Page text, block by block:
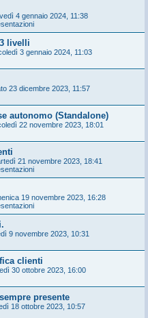
4 gennaio 2024, 11:38
livelli
3 gennaio 2024, 11:03
23 dicembre 2023, 11:57
autonomo (Standalone)
22 novembre 2023, 18:01
21 novembre 2023, 18:41
19 novembre 2023, 16:28
9 novembre 2023, 10:31
clienti
30 ottobre 2023, 16:00
presente
18 ottobre 2023, 10:57